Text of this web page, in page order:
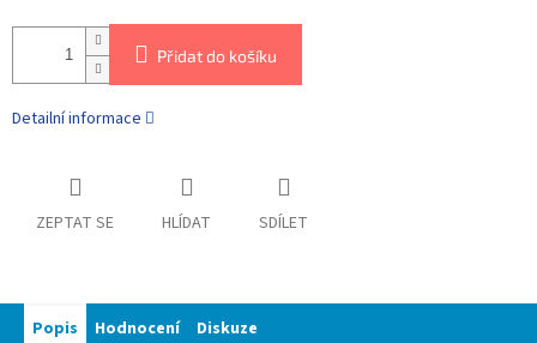
Přidat do košíku
Detailní informace
ZEPTAT SE HLÍDAT SDÍLET
Popis Hodnocení Diskuze